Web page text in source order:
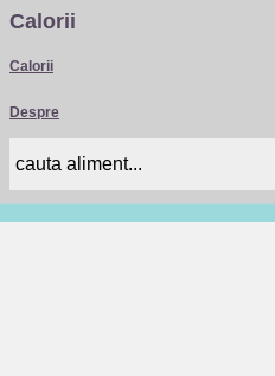
Calorii
Calorii
Despre